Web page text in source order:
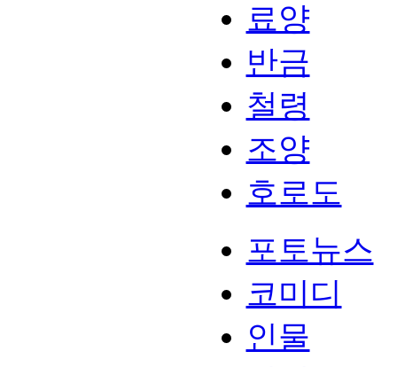
료양
반금
철령
조양
호로도
포토뉴스
코미디
인물